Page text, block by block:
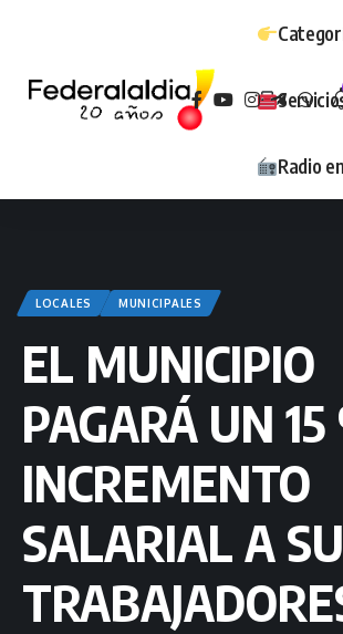
Radio
LOCALES MUNICIPALES
EL MUNICIPIO
PAGARÁ UN
INCREMENTO
SALARIAL A